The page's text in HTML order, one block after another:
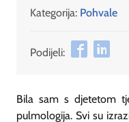
Kategorija: Pohvale
Podijeli:
Bila sam s djetetom
pulmologija. Svi su